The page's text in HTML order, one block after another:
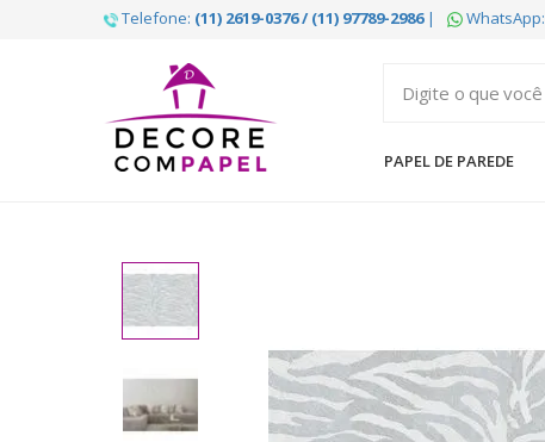
Telefone: (11) 2619-0376 / (11) 97789-2986| WhatsApp:
PAPEL DE PAREDE
Decore
com
papel
pioneira
em
venda
de